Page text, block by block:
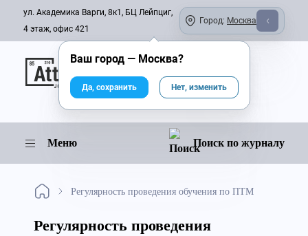
ул. Академика Варги, 8к1, БЦ Лейпциг,
4 этаж, офис 421
Город: Москва
Онлайн-журнал
Меню Поиск по журналу
Регулярность проведения обучения по ПТМ
Регулярность проведения
Ваш город — Москва?
Да, сохранить Нет, изменить